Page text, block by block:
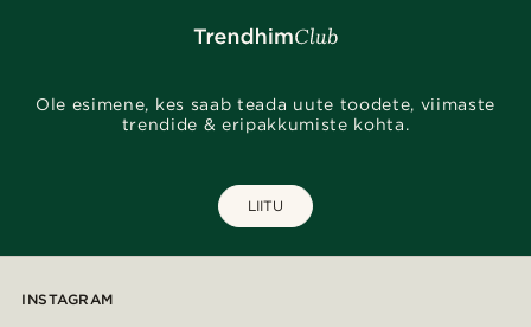
Ole esimene, kes saab teada uute toodete, viimaste
trendide & eripakkumiste kohta.
LIITU
INSTAGRAM